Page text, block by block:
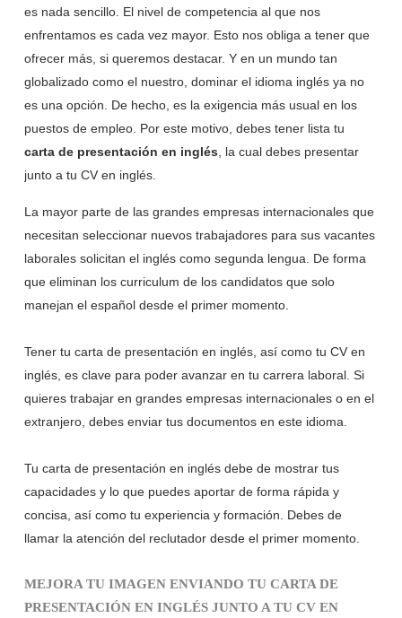
es nada sencillo. El nivel de competencia al que nos
enfrentamos es cada vez mayor. Esto nos obliga a tener que
ofrecer más, si queremos destacar. Y en un mundo tan
globalizado como el nuestro, dominar el idioma inglés ya no
es una opción. De hecho, es la exigencia más usual en los
puestos de empleo. Por este motivo, debes tener lista tu
carta de presentación en inglés , la cual debes presentar
junto a tu CV en inglés.
La mayor parte de las grandes empresas internacionales que
necesitan seleccionar nuevos trabajadores para sus vacantes
laborales solicitan el inglés como segunda lengua. De forma
que eliminan los curriculum de los candidatos que solo
manejan el español desde el primer momento.
Tener tu carta de presentación en inglés, así como tu CV en
inglés, es clave para poder avanzar en tu carrera laboral. Si
quieres trabajar en grandes empresas internacionales o en el
extranjero, debes enviar tus documentos en este idioma.
Tu carta de presentación en inglés debe de mostrar tus
capacidades y lo que puedes aportar de forma rápida y
concisa, así como tu experiencia y formación. Debes de
llamar la atención del reclutador desde el primer momento.
MEJORA TU IMAGEN ENVIANDO TU CARTA DE
PRESENTACIÓN EN INGLÉS JUNTO A TU CV EN